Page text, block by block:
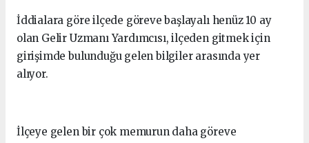
İddialara göre ilçede göreve başlayalı henüz 10 ay
olan Gelir Uzmanı Yardımcısı, ilçeden gitmek için
girişimde bulunduğu gelen bilgiler arasında yer
alıyor.
İlçeye gelen bir çok memurun daha göreve